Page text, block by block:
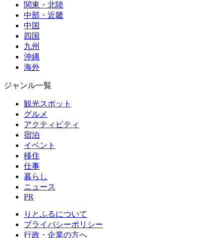
関東・北陸
中部・近畿
中国
四国
九州
沖縄
海外
ジャンル一覧
観光スポット
グルメ
アクティビティ
宿泊
イベント
移住
仕事
暮らし
ニュース
PR
りとふるについて
プライバシーポリシー
行政・企業の方へ